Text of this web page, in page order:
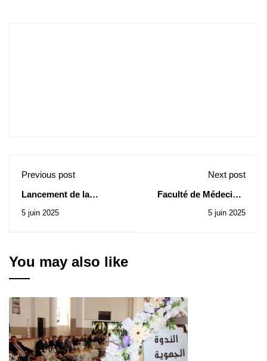
Previous post
Lancement de la
2025 à l’Institut des
5 juin 2025
Next post
Faculté de Médecine:
Provisoire du Contrat
5 juin 2025
You may also like